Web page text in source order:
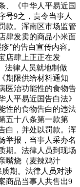
、《中华人平易近国
号9之，责令当事人
款。浑南区市场监管
肆发卖的商品小米面
”的告白宣传内容。
店肆上正正在发
法律人员就地制做
期限供给材料通知
医治功能性的食物告
人平易近国告白法》
性的食物告白的违法
五十八条第一款第
白，并处以罚款。浑
举报，当事人采办名
期。法律人员到现场
嘴烧（麦辣鸡汁
期。法律人员对涉
商品当事人共售出9